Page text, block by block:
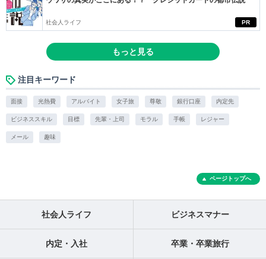
PR
社会人ライフ
もっと見る
注目キーワード
面接 光熱費 アルバイト 女子旅 尊敬 銀行口座 内定先
ビジネススキル 目標 先輩・上司 モラル 手帳 レジャー
メール 趣味
ページトップへ
社会人ライフ ビジネスマナー
内定・入社 卒業・卒業旅行